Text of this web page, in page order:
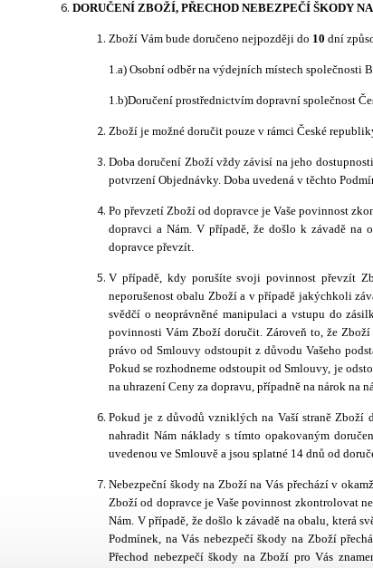
DORUČENÍ ZBOŽÍ, PŘECHOD NEBEZPEČÍ ŠKODY
Zboží Vám bude doručeno nejpozději do 10 dní
1.a) Osobní odběr na výdejních místech společnosti
1.b)Doručení prostřednictvím dopravní společnost
Zboží je možné doručit pouze v rámci České
Doba doručení Zboží vždy závisí na jeho
potvrzení Objednávky. Doba uvedená v těchto
Po převzetí Zboží od dopravce je Vaše povinnost
dopravci a Nám. V případě, že došlo k závadě na
dopravce převzít.
V případě, kdy porušíte svoji povinnost převzít
neporušenost obalu Zboží a v případě jakýchkoli
svědčí o neoprávněné manipulaci a vstupu do
povinnosti Vám Zboží doručit. Zároveň to, že
právo od Smlouvy odstoupit z důvodu Vašeho
Pokud se rozhodneme odstoupit od Smlouvy, je
na uhrazení Ceny za dopravu, případně na nárok na
Pokud je z důvodů vzniklých na Vaší straně Zboží
nahradit Nám náklady s tímto opakovaným
uvedenou ve Smlouvě a jsou splatné 14 dnů od
Nebezpeční škody na Zboží na Vás přechází v
Zboží od dopravce je Vaše povinnost zkontrolovat
Nám. V případě, že došlo k závadě na obalu, která
Podmínek, na Vás nebezpečí škody na Zboží
Přechod nebezpečí škody na Zboží pro Vás